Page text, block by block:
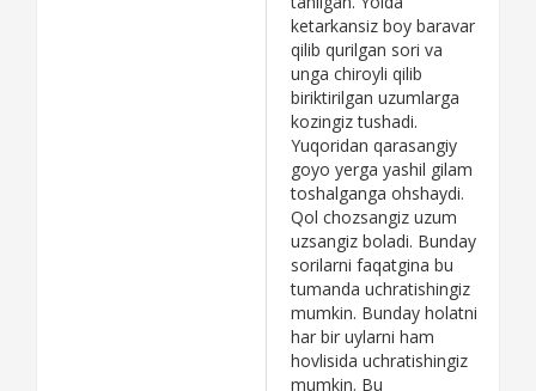
ketarkansiz boy baravar
qilib qurilgan sori va
unga chiroyli qilib
biriktirilgan uzumlarga
kozingiz tushadi.
Yuqoridan qarasangiy
goyo yerga yashil gilam
toshalganga ohshaydi.
Qol chozsangiz uzum
uzsangiz boladi. Bunday
sorilarni faqatgina bu
tumanda uchratishingiz
mumkin. Bunday holatni
har bir uylarni ham
hovlisida uchratishingiz
mumkin. Bu